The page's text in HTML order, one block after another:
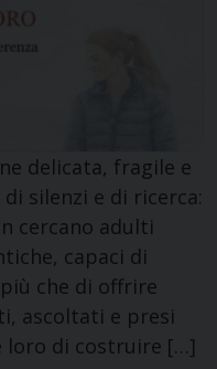
delicata, fragile e
silenzi e di ricerca:
cercano adulti
capaci di
che di offrire
ascoltati e presi
loro di costruire […]